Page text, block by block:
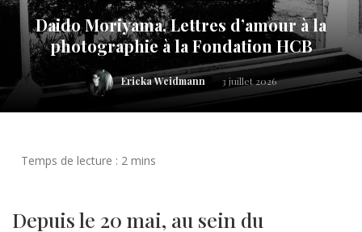
Daido Moriyama, Lettres d’amour à la
photographie à la Fondation HCB
Ericka Weidmann 3 juillet 2026
Depuis le 20 mai, au sein du